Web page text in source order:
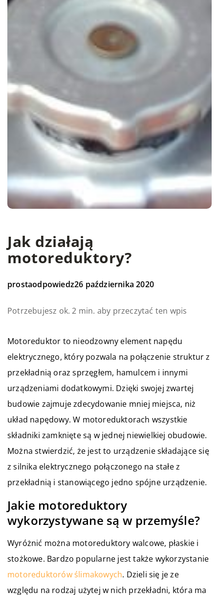
Jak działają
motoreduktory?
prostaodpowiedz26 października 2020
Potrzebujesz ok. 2 min. aby przeczytać ten wpis
Motoreduktor to nieodzowny element napędu
elektrycznego, który pozwala na połączenie struktur z
przekładnią oraz sprzęgłem, hamulcem i innymi
urządzeniami dodatkowymi. Dzięki swojej zwartej
budowie zajmuje zdecydowanie mniej miejsca, niż
układ napędowy. W motoreduktorach wszystkie
składniki zamknięte są w jednej niewielkiej obudowie.
Można stwierdzić, że jest to urządzenie składające się
z silnika elektrycznego połączonego na stałe z
przekładnią i stanowiącego jedno spójne urządzenie.
Jakie motoreduktory
wykorzystywane są w przemyśle?
Wyróżnić można motoreduktory walcowe, płaskie i
stożkowe. Bardzo popularne jest także wykorzystanie
motoreduktorów ślimakowych. Dzieli się je ze
względu na rodzaj użytej w nich przekładni, która ma